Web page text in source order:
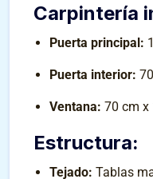
Carpintería
Puerta principal:
Puerta interior:
Ventana: 70 cm x
Estructura:
Tejado: Tablas